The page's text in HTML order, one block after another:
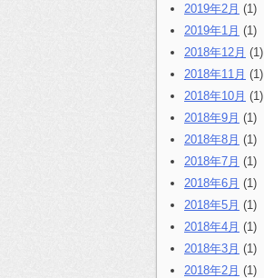
2019年2月 (1)
2019年1月 (1)
2018年12月 (1)
2018年11月 (1)
2018年10月 (1)
2018年9月 (1)
2018年8月 (1)
2018年7月 (1)
2018年6月 (1)
2018年5月 (1)
2018年4月 (1)
2018年3月 (1)
2018年2月 (1)